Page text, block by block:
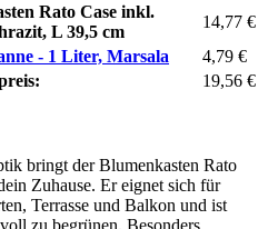
Rato Case inkl.
L 39,5 cm
14,77 €
- 1 Liter, Marsala
4,79 €
19,56 €
bringt der Blumenkasten Rato
Zuhause. Er eignet sich für
Terrasse und Balkon und ist
zu begrünen. Besonders